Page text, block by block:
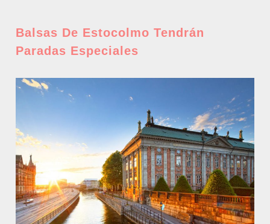
Balsas De Estocolmo Tendrán
Paradas Especiales